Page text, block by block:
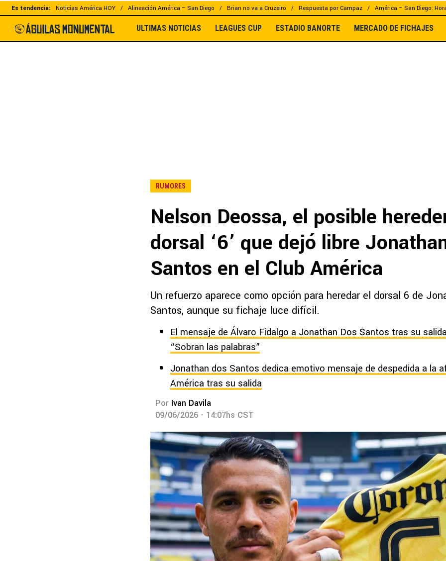
Es tendencia: Noticias América HOY Alineación América – San Diego Brian no va a Cruzeiro Respuesta por Campaz América – San Diego:
ULTIMAS NOTICIAS LEAGUES CUP ESTADIO BANORTE MERCADO DE FICHAJES
RUMORES
Nelson Deossa, el posible
dorsal ‘6’ que dejó libre
Santos en el Club América
Un refuerzo aparece como opción para heredar el dorsal 6 de
Santos, aunque su fichaje luce difícil.
El mensaje de Álvaro Fidalgo a Jonathan Dos Santos tras su
“Sobran las palabras”
Jonathan dos Santos dedica emotivo mensaje de despedida a la
América tras su salida
Por Ivan Davila
09/06/2026 - 14:07hs CST